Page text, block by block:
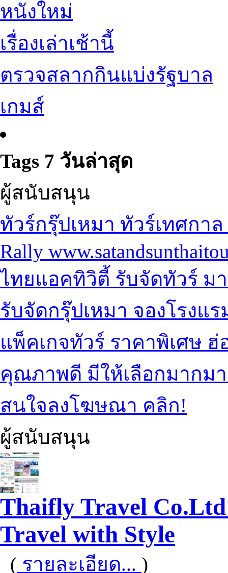
หนังใหม่
เรื่องเล่าเช้านี้
ตรวจสลากกินแบ่งรัฐบาล
เกมส์
Tags 7 วันล่าสุด
ผู้สนับสนุน
ทัวร์กรุ๊ปเหมา ทัวร์เทศกา
Rally
ไทยแอคทิวิตี้ รับจัดทัวร์ ม
รับจัดกรุ๊ปเหมา จองโรงแร
แพ็คเกจทัวร์ ราคาพิเศษ ฮ่
คุณภาพดี มีให้เลือกมากม
สนใจลงโฆษณา คลิก!
ผู้สนับสนุน
Thaifly Travel
Travel with Style
( รายละเอียด... )